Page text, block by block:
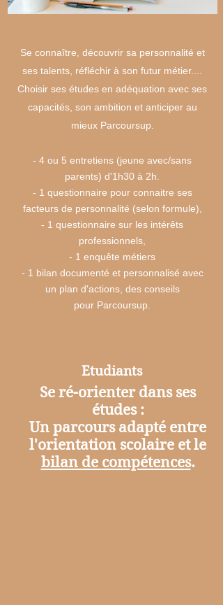
Se connaître, découvrir sa personnalité et
ses talents, réfléchir à son futur métier....
Choisir ses études en adéquation avec ses
capacités, son ambition et anticiper au
mieux Parcoursup.
- 4 ou 5 entretiens (jeune avec/sans
parents) d'1h30 à 2h.
- 1 questionnaire pour connaitre ses
facteurs de personnalité (selon formule)
- 1 questionnaire sur les intérêts
professionnels,
- 1 enquête métiers
- 1 bilan documenté et personnalisé avec
un plan d'actions, des conseils
pour Parcoursup.
Etudiants
Se ré-orienter dans ses
études :
Un parcours adapté entre
l'orientation scolaire et le
bilan de compétences.